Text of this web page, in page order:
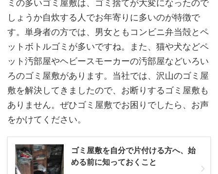
ミの多いゴミ屋敷は、ゴミ捨てが大変になったので
しょうか自炊する人でお年寄りに多いのが特徴で
す。単身者の方では、男女ともコンビニ弁当殻とペ
ットボトルゴミが多いですね。また、猫や犬などペ
ット汚部屋やヘビースモーカーの汚部屋などいろい
ろのゴミ屋敷があります。当社では、沢山のゴミ屋
敷を解決してきましたので、お断りするゴミ屋敷も
ありません。ぜひゴミ屋敷でお困りでしたら、お声
をかけてください。
ゴミ屋敷を自分で片付ける方へ、始
める前に知っておくこと